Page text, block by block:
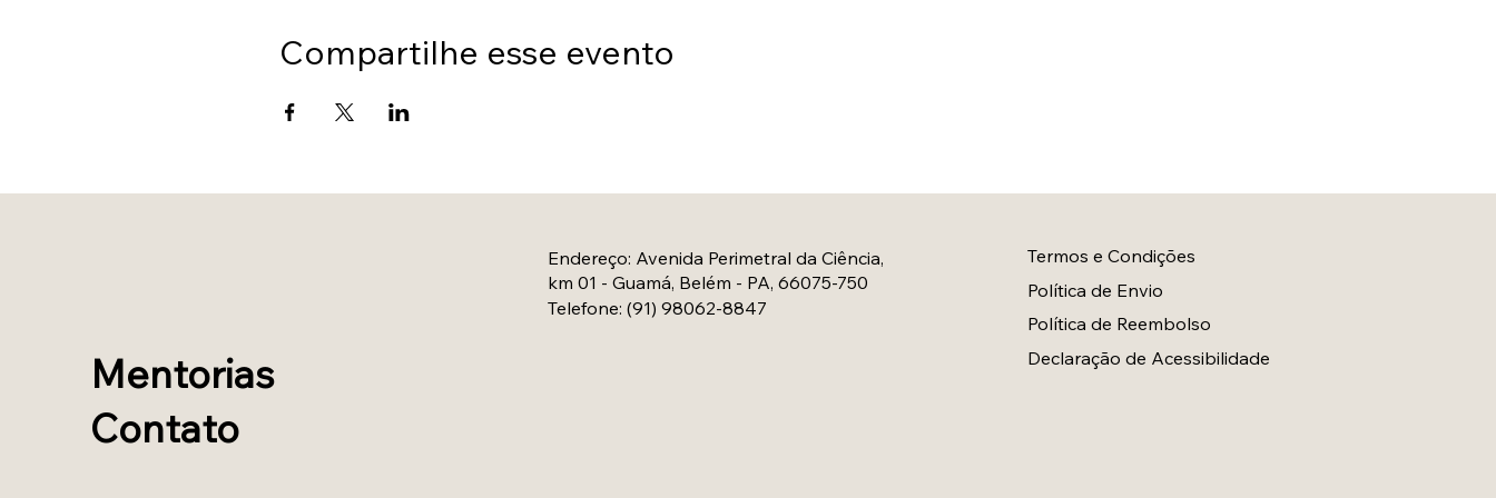
Compartilhe esse evento
Mentorias
Contato
Endereço: Avenida Perimetral da Ciência,
km 01 - Guamá, Belém - PA, 66075-750
Telefone:(91) 98062-8847
Termos e Condições
Política de Envio
Política de Reembolso
Declaração de Acessibilidade